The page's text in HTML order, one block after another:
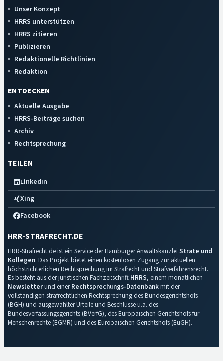
Unser Konzept
HRRS unterstützen
HRRS zitieren
Publizieren
Redaktionelle Richtlinien
Redaktion
ENTDECKEN
Aktuelle Ausgabe
HRRS-Beiträge suchen
Archiv
Rechtsprechung
TEILEN
LinkedIn
Xing
Facebook
HRR-STRAFRECHT.DE
HRR-Strafrecht.de ist ein Service der Hamburger Anwaltskanzlei Strate und
Kollegen. Das Projekt bietet einen kostenlosen Zugang zur aktuellen
höchstrichterlichen Rechtsprechung im Strafrecht und Strafverfahrensrecht.
Es besteht aus der juristischen Fachzeitschrift HRRS, einem monatlichen
Newsletterund einerRechtsprechungs-Datenbankmit der
vollständigen strafrechtlichen Rechtsprechung des Bundesgerichtshofs
(BGH) und ausgewählter Urteile und Beschlüsse u.a. des
Bundesverfassungsgerichts (BVerfG), des Europäischen Gerichtshofs für
Menschenrechte (EGMR) und des Europäischen Gerichtshofs (EuGH).